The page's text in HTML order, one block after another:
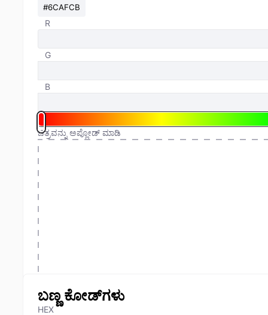
R
G
B
ಚಿತ್ರವನ್ನು ಅಪ್ಲೋಡ್ ಮಾಡಿ
ಬಣ್ಣ ಕೋಡ್‌ಗಳು
HEX